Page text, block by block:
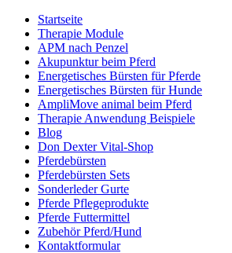
Startseite
Therapie Module
APM nach Penzel
Akupunktur beim Pferd
Energetisches Bürsten für Pferde
Energetisches Bürsten für Hunde
AmpliMove animal beim Pferd
Therapie Anwendung Beispiele
Blog
Don Dexter Vital-Shop
Pferdebürsten
Pferdebürsten Sets
Sonderleder Gurte
Pferde Pflegeprodukte
Pferde Futtermittel
Zubehör Pferd/Hund
Kontaktformular